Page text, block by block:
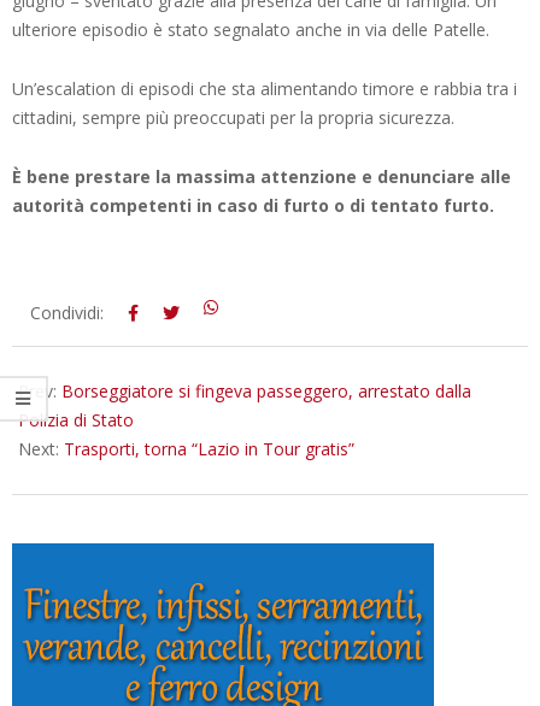
ulteriore episodio è stato segnalato anche in via delle Patelle.
Un’escalation di episodi che sta alimentando timore e rabbia tra i
cittadini, sempre più preoccupati per la propria sicurezza.
È bene prestare la massima attenzione e denunciare alle
autorità competenti in caso di furto o di tentato furto.
2025-
Condividi:
Prev: Borseggiatore si fingeva passeggero, arrestato dalla
Polizia di Stato
Next: Trasporti, torna “Lazio in Tour gratis”